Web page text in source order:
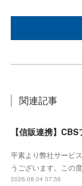
関連記事
平素より弊社サービ
うございます。この
2026.08.04 07:56